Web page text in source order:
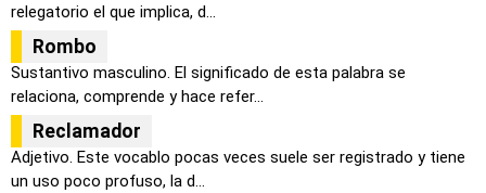
relegatorio el que implica, d...
Rombo
Sustantivo masculino. El significado de esta palabra se
relaciona, comprende y hace refer...
Reclamador
Adjetivo. Este vocablo pocas veces suele ser registrado y tiene
un uso poco profuso, la d...